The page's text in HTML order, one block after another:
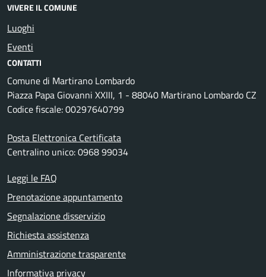
VIVERE IL COMUNE
Luoghi
Eventi
CONTATTI
Comune di Martirano Lombardo
Piazza Papa Giovanni XXIII, 1 - 88040 Martirano Lombardo CZ
Codice fiscale: 00297640799
Posta Elettronica Certificata
Centralino unico: 0968 99034
Leggi le FAQ
Prenotazione appuntamento
Segnalazione disservizio
Richiesta assistenza
Amministrazione trasparente
Informativa privacy